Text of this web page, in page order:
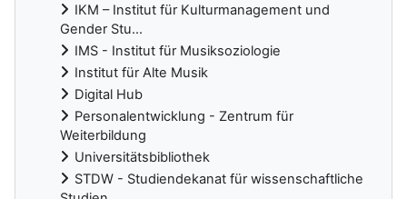
IKM – Institut für Kulturmanagement und
Gender Stu...
IMS - Institut für Musiksoziologie
Institut für Alte Musik
Digital Hub
Personalentwicklung - Zentrum für
Weiterbildung
Universitätsbibliothek
STDW - Studiendekanat für wissenschaftliche